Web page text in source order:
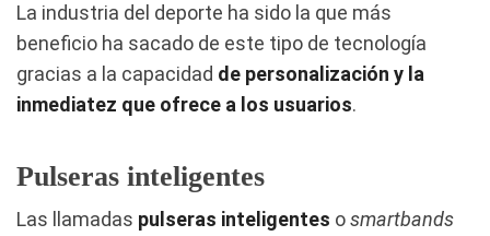
La industria del deporte ha sido la que más
beneficio ha sacado de este tipo de tecnología
gracias a la capacidad de personalización y la
inmediatez que ofrece a los usuarios.
Pulseras inteligentes
Las llamadas pulseras inteligentes osmartbands